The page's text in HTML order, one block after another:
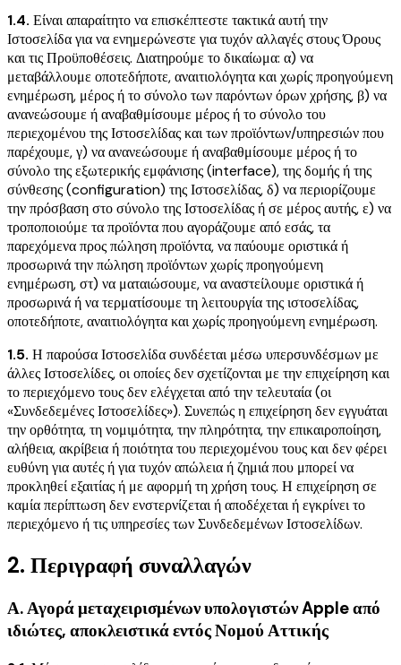
1.4. Είναι απαραίτητο να επισκέπτεστε τακτικά αυτή την
Ιστοσελίδα για να ενημερώνεστε για τυχόν αλλαγές στους Όρους
και τις Προϋποθέσεις. Διατηρούμε το δικαίωμα: α) να
μεταβάλλουμε οποτεδήποτε, αναιτιολόγητα και χωρίς προηγούμενη
ενημέρωση, μέρος ή το σύνολο των παρόντων όρων χρήσης, β) να
ανανεώσουμε ή αναβαθμίσουμε μέρος ή το σύνολο του
περιεχομένου της Ιστοσελίδας και των προϊόντων/υπηρεσιών που
παρέχουμε, γ) να ανανεώσουμε ή αναβαθμίσουμε μέρος ή το
σύνολο της εξωτερικής εμφάνισης (interface), της δομής ή της
σύνθεσης (configuration) της Ιστοσελίδας, δ) να περιορίζουμε
την πρόσβαση στο σύνολο της Ιστοσελίδας ή σε μέρος αυτής, ε) να
τροποποιούμε τα προϊόντα που αγοράζουμε από εσάς, τα
παρεχόμενα προς πώληση προϊόντα, να παύουμε οριστικά ή
προσωρινά την πώληση προϊόντων χωρίς προηγούμενη
ενημέρωση, στ) να ματαιώσουμε, να αναστείλουμε οριστικά ή
προσωρινά ή να τερματίσουμε τη λειτουργία της ιστοσελίδας,
οποτεδήποτε, αναιτιολόγητα και χωρίς προηγούμενη ενημέρωση.
1.5. Η παρούσα Ιστοσελίδα συνδέεται μέσω υπερσυνδέσμων με
άλλες Ιστοσελίδες, οι οποίες δεν σχετίζονται με την επιχείρηση και
το περιεχόμενο τους δεν ελέγχεται από την τελευταία (οι
«Συνδεδεμένες Ιστοσελίδες»). Συνεπώς η επιχείρηση δεν εγγυάται
την ορθότητα, τη νομιμότητα, την πληρότητα, την επικαιροποίηση,
αλήθεια, ακρίβεια ή ποιότητα του περιεχομένου τους και δεν φέρει
ευθύνη για αυτές ή για τυχόν απώλεια ή ζημιά που μπορεί να
προκληθεί εξαιτίας ή με αφορμή τη χρήση τους. Η επιχείρηση σε
καμία περίπτωση δεν ενστερνίζεται ή αποδέχεται ή εγκρίνει το
περιεχόμενο ή τις υπηρεσίες των Συνδεδεμένων Ιστοσελίδων.
2. Περιγραφή συναλλαγών
Α. Αγορά μεταχειρισμένων υπολογιστών Apple από
ιδιώτες, αποκλειστικά εντός Νομού Αττικής